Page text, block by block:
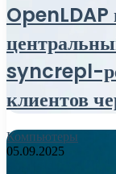
OpenLDAP
syncrepl-
клиентов
Компьютеры
05.09.2025